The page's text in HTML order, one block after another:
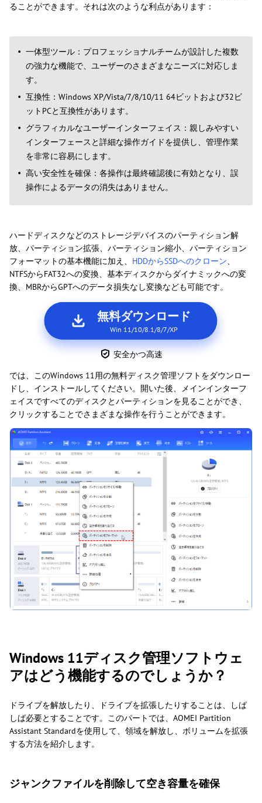
ることができます。それは次のような利点があります：
一体型ツール：プロフェッショナルチームが設計した複数
の強力な機能で、ユーザーのさまざまなニーズに対応しま
す。
互換性：Windows XP/Vista/7/8/10/11 64ビットおよび32ビ
ットPCと互換性があります。
グラフィカルなユーザーインターフェイス：親しみやすい
インターフェースと詳細な操作ガイドを提供し、管理作業
を非常に容易にします。
高い安全性を確保：各操作は最終確認後に有効となり、誤
操作によるデータの消失はありません。
ハードディスクなどのストレージデバイスのパーティション解
放、パーティション拡張、パーティション縮小、パーティション
フォーマットの基本機能に加え、 HDDからSSDへのクローン、
NTFSからFAT32への変換、基本ディスクからダイナミックへの変
換、MBRからGPTへのデータ損失なし変換なども可能です。
無料ダウンロード
Win 11/10/8.1/8/7/XP
安全かつ高速
では、このWindows 11用の無料ディスク管理ソフトをダウンロー
ドし、インストールしてください。開いた後、メインインターフ
ェイスですべてのディスクとパーティションを見ることができ、
クリックすることでさまざまな操作を行うことができます。
Windows 11ディスク管理ソフトウェ
アはどう機能するのでしょうか？
ドライブを解放したり、ドライブを拡張したりすることは、しば
しば必要とすることです。このパートでは、AOMEI Partition
Assistant Standardを使用して、領域を解放し、ボリュームを拡張
する方法を紹介します。
ジャンクファイルを削除して空き容量を確保